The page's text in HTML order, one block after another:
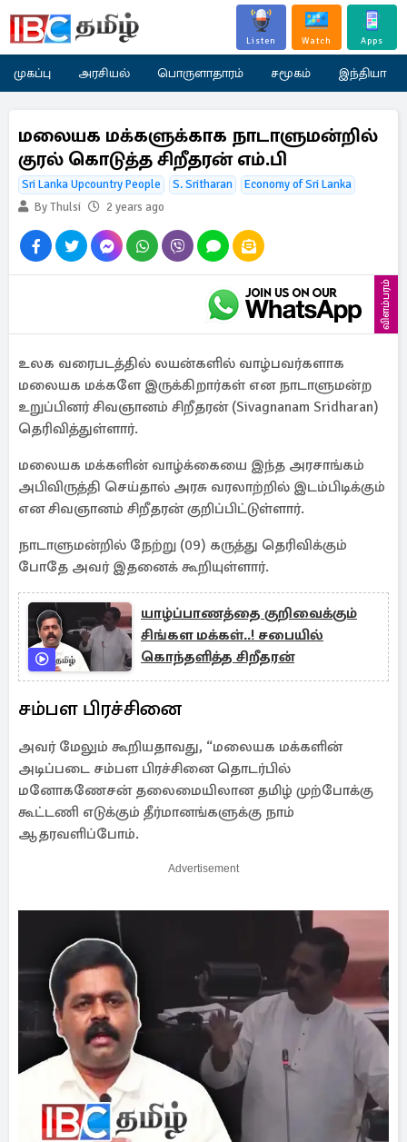
Listen Watch Apps
முகப்பு அரசியல் பொருளாதாரம் சமூகம் இந்தியா
மலையக மக்களுக்காக நாடாளுமன்றில்
குரல் கொடுத்த சிறீதரன் எம்.பி
Sri Lanka Upcountry People S. Sritharan
Economy of Sri Lanka
By Thulsi
2 years ago
விளம்பரம்
உலக வரைபடத்தில் லயன்களில் வாழ்பவர்களாக
மலையக மக்களே இருக்கிறார்கள் என நாடாளுமன்ற
உறுப்பினர் சிவஞானம் சிறீதரன் (Sivagnanam Sridharan)
தெரிவித்துள்ளார்.
மலையக மக்களின் வாழ்க்கையை இந்த அரசாங்கம்
அபிவிருத்தி செய்தால் அரசு வரலாற்றில் இடம்பிடிக்கும்
என சிவஞானம் சிறீதரன் குறிப்பிட்டுள்ளார்.
நாடாளுமன்றில் நேற்று (09) கருத்து தெரிவிக்கும்
போதே அவர் இதனைக் கூறியுள்ளார்.
யாழ்ப்பாணத்தை குறிவைக்கும்
சிங்கள மக்கள்..! சபையில்
கொந்தளித்த சிறீதரன்
சம்பள பிரச்சினை
அவர் மேலும் கூறியதாவது, “மலையக மக்களின்
அடிப்படை சம்பள பிரச்சினை தொடர்பில்
மனோகணேசன் தலைமையிலான தமிழ் முற்போக்கு
கூட்டணி எடுக்கும் தீர்மானங்களுக்கு நாம்
ஆதரவளிப்போம்.
Advertisement